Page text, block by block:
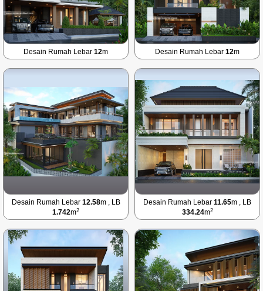
Desain Rumah Lebar 12m Desain Rumah Lebar 12m
Desain Rumah Lebar 12.58m , LB
1.742m2
Desain Rumah Lebar 11.65m , LB
334.24m2